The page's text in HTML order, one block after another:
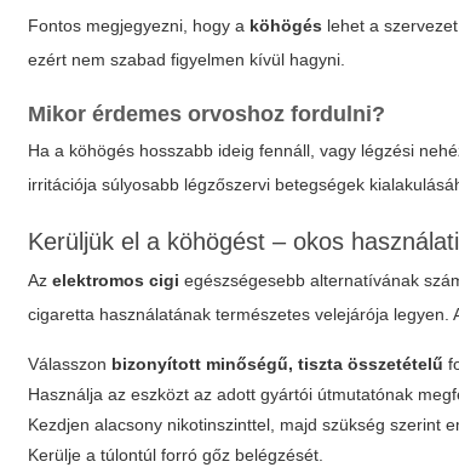
Fontos megjegyezni, hogy a köhögés lehet a
ezért nem szabad figyelmen kívül hagyni.
Mikor érdemes orvoshoz fordulni?
Ha a köhögés hosszabb ideig fennáll, vagy légzési
irritációja súlyosabb légzőszervi betegségek
Kerüljük el a köhögést – okos
Azelektromos cigi egészségesebb alternatívának
cigaretta használatának természetes velejárója
Válasszon bizonyított minőségű, tiszta összetételű
Használja az eszközt az adott gyártói útmutatónak
Kezdjen alacsony nikotinszinttel, majd szükség szerint
Kerülje a túlontúl forró gőz belégzését.